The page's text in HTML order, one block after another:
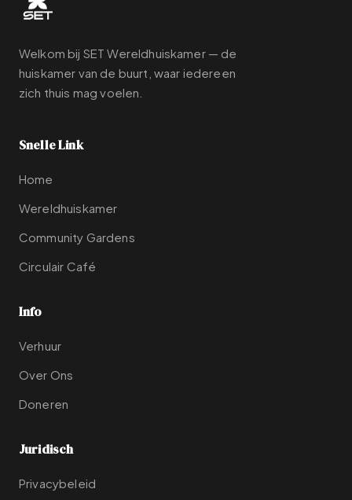
Welkom bij SET Wereldhuiskamer — de
huiskamer van de buurt, waar iedereen
zich thuis mag voelen.
Snelle Link
Home
Wereldhuiskamer
Community Gardens
Circulair Café
Info
Verhuur
Over Ons
Doneren
Juridisch
Privacybeleid